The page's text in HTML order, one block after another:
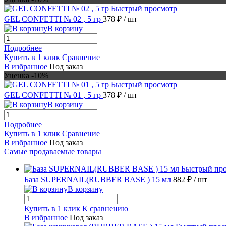
Быстрый просмотр
GEL CONFETTI № 02 , 5 гр 378 ₽ / шт
В корзину
Подробнее
Купить в 1 клик Сравнение
В избранное Под заказ
Уценка -10%
Быстрый просмотр
GEL CONFETTI № 01 , 5 гр 378 ₽ / шт
В корзину
Подробнее
Купить в 1 клик Сравнение
В избранное Под заказ
Самые продаваемые товары
Быстрый
База SUPERNAIL(RUBBER BASE ) 15 мл 882 ₽ / шт
В корзину
Купить в 1 клик К сравнению
В избранное Под заказ